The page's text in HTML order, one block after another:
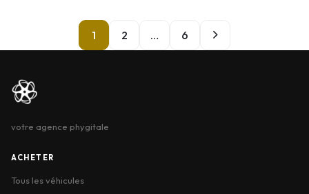
1 2 … 6
votre agence phygitale
ACHETER
Tous les véhicules